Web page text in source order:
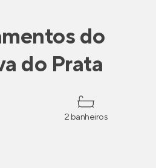
do
do Prata
2 banheiros